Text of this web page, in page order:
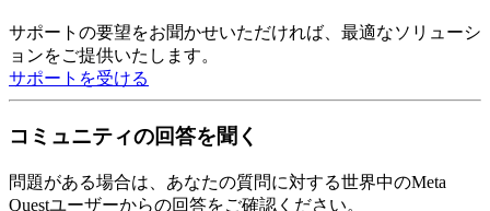
サポートの要望をお聞かせいただければ、最適なソリューシ
ョンをご提供いたします。
サポートを受ける
コミュニティの回答を聞く
問題がある場合は、あなたの質問に対する世界中のMeta
Questユーザーからの回答をご確認ください。